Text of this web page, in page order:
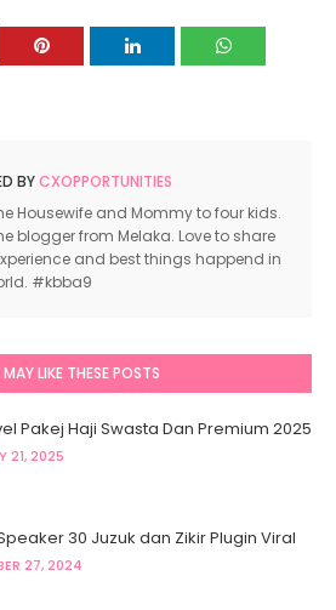
BYCXOPPORTUNITIES
Housewife and Mommy to four kids.
blogger from Melaka. Love to share
and best things happend in
#kbba9
LIKE THESE POSTS
Pakej Haji Swasta Dan Premium 2025
21, 2025
30 Juzuk dan Zikir Plugin Viral
27, 2024